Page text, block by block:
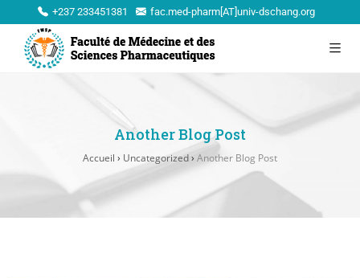
+237 233451381 fac.med-pharm[AT]univ-dschang.org
Another Blog Post
Accueil › Uncategorized› Another Blog Post